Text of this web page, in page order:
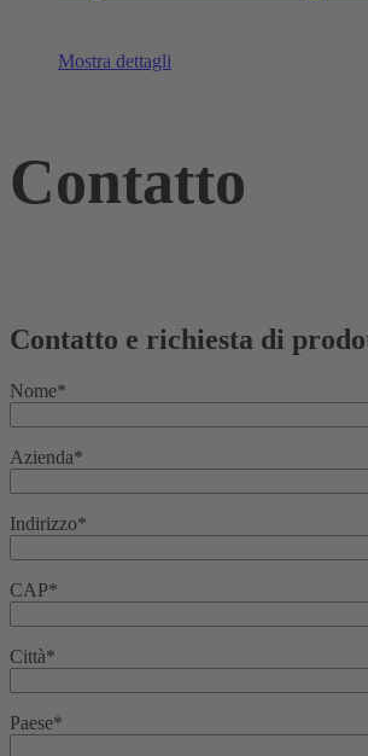
Mostra dettagli
Contatto
Contatto e richiesta di
Nome*
Azienda*
Indirizzo*
CAP*
Città*
Paese*